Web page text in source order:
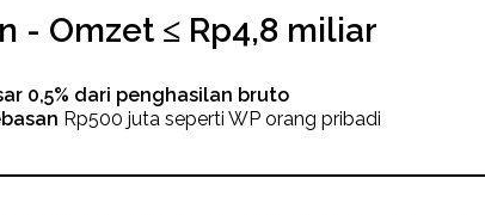
- Omzet ≤ Rp4,8 miliar
0,5% dari penghasilan bruto
Rp500 juta seperti WP orang pribadi